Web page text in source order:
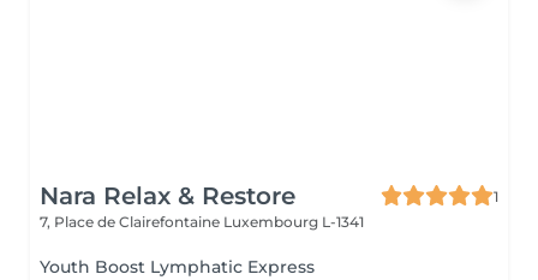
Nara Relax & Restore
1
7, Place de Clairefontaine Luxembourg L-1341
Youth Boost Lymphatic Express